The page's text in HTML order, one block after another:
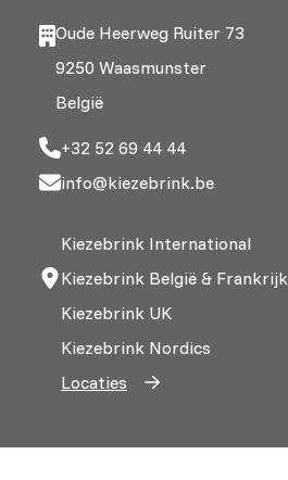
Oude Heerweg Ruiter 73
9250 Waasmunster
België
+32 52 69 44 44
info@kiezebrink.be
Kiezebrink International
Kiezebrink België & Frankrijk
Kiezebrink UK
Kiezebrink Nordics
Locaties